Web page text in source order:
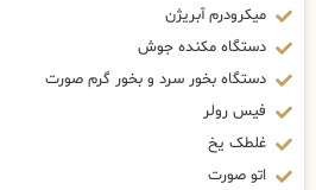
میکرودرم آبریژن
دستگاه مکنده جوش
دستگاه بخور سرد و بخور گرم صورت
فیس رولر
غلطک یخ
اتو صورت